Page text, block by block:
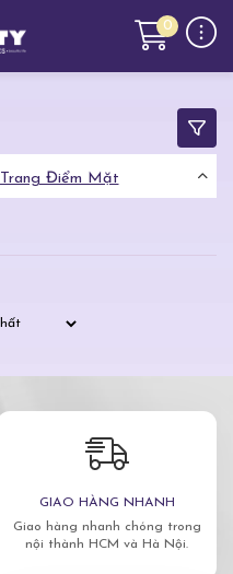
0
Trang Điểm Mặt
GIAO HÀNG NHANH
Giao hàng nhanh chóng trong
nội thành HCM và Hà Nội.